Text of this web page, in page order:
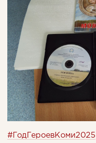
#ГодГероевКоми2025